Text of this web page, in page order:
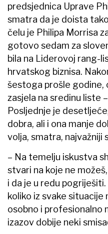
predsjednica Uprave
smatra da je doista
čelu je Philipa Morrisa
gotovo sedam za
bila na Liderovoj rang-
hrvatskog biznisa.
šestoga prošle godine,
zasjela na sredinu liste
Posljednje je
dobra, ali i ona manje
volja, smatra, najvažniji
– Na temelju iskustva
stvari na koje ne
i da je u redu
koliko iz svake situacije
osobno i profesionalno
izazov dobije neki